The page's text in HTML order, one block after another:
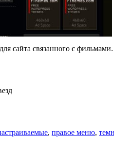
сайта связанного с
, правое меню,